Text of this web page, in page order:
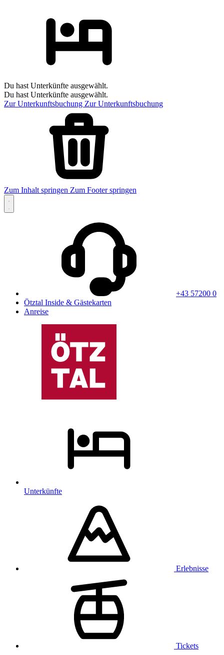
Du hast Unterkünfte ausgewählt.
Du hast Unterkünfte ausgewählt.
Zur Unterkunftsbuchung Zur Unterkunftsbuchung
Zum Inhalt springen Zum Footer springen
+43 57200 0
Ötztal Inside & Gästekarten
Anreise
Unterkünfte
Erlebnisse
Tickets